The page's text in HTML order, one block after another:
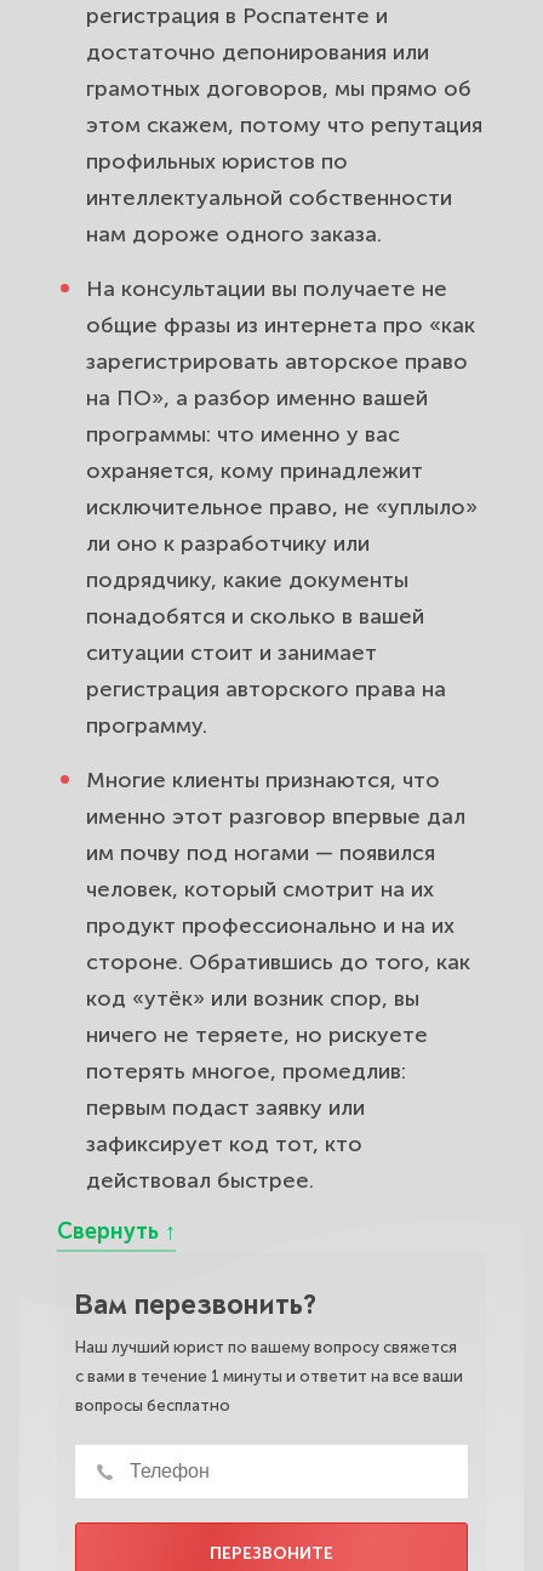
регистрация в Роспатенте и
достаточно депонирования или
грамотных договоров, мы прямо об
этом скажем, потому что репутация
профильных юристов по
интеллектуальной собственности
нам дороже одного заказа.
На консультации вы получаете не
общие фразы из интернета про «как
зарегистрировать авторское право
на ПО», а разбор именно вашей
программы: что именно у вас
охраняется, кому принадлежит
исключительное право, не «уплыло»
ли оно к разработчику или
подрядчику, какие документы
понадобятся и сколько в вашей
ситуации стоит и занимает
регистрация авторского права на
программу.
Многие клиенты признаются, что
именно этот разговор впервые дал
им почву под ногами — появился
человек, который смотрит на их
продукт профессионально и на их
стороне. Обратившись до того, как
код «утёк» или возник спор, вы
ничего не теряете, но рискуете
потерять многое, промедлив:
первым подаст заявку или
зафиксирует код тот, кто
действовал быстрее.
Вам перезвонить?
Наш лучший юрист по вашему вопросу свяжется
с вами в течение 1 минуты и ответит на все ваши
вопросы бесплатно
ПЕРЕЗВОНИТЕ